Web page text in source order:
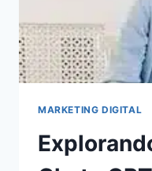
MARKETING DIGITAL